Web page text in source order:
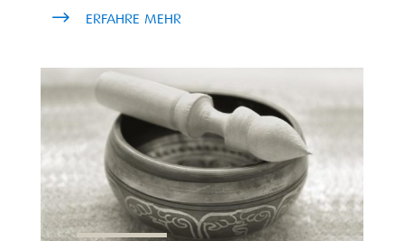
ERFAHRE MEHR